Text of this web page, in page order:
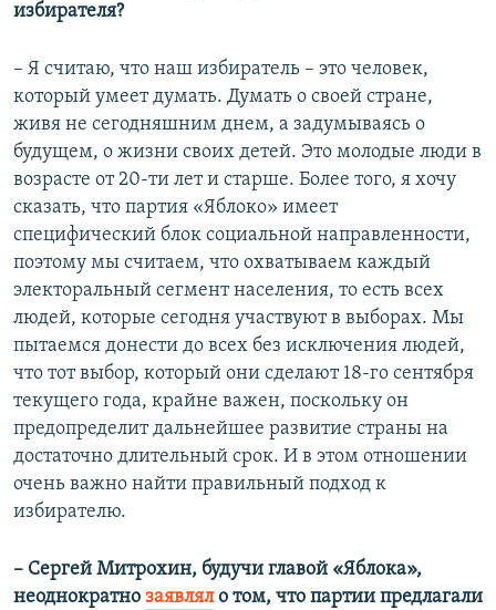
избирателя?
– Я считаю, что наш избиратель – это человек,
который умеет думать. Думать о своей стране,
живя не сегодняшним днем, а задумываясь о
будущем, о жизни своих детей. Это молодые люди в
возрасте от 20-ти лет и старше. Более того, я хочу
сказать, что партия «Яблоко» имеет
специфический блок социальной направленности,
поэтому мы считаем, что охватываем каждый
электоральный сегмент населения, то есть всех
людей, которые сегодня участвуют в выборах. Мы
пытаемся донести до всех без исключения людей,
что тот выбор, который они сделают 18-го сентября
текущего года, крайне важен, поскольку он
предопределит дальнейшее развитие страны на
достаточно длительный срок. И в этом отношении
очень важно найти правильный подход к
избирателю.
– Сергей Митрохин, будучи главой «Яблока»,
неоднократно заявляло том, что партии предлагали